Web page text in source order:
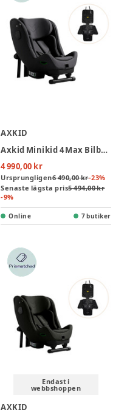
AXKID
Axkid Minikid 4 Max Bilbarnstol Inkl. Sparkskydd - Arctic Mist Grey
4 990,00 kr
Ursprungligen6 490,00 kr-23%
Senaste lägsta pris5 494,00 kr
-9%
Online 7 butiker
Endast i
webbshoppen
AXKID